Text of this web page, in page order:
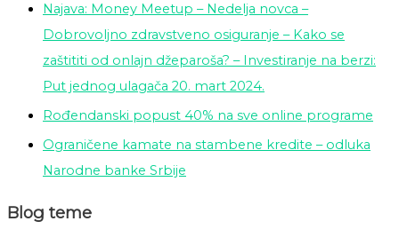
Najava: Money Meetup – Nedelja novca –
Dobrovoljno zdravstveno osiguranje – Kako se
zaštititi od onlajn džeparoša? – Investiranje na berzi:
Put jednog ulagača 20. mart 2024.
Rođendanski popust 40% na sve online programe
Ograničene kamate na stambene kredite – odluka
Narodne banke Srbije
Blog teme